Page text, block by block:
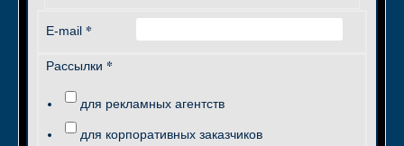
E-mail *
Рассылки *
для рекламных агентств
для корпоративных заказчиков